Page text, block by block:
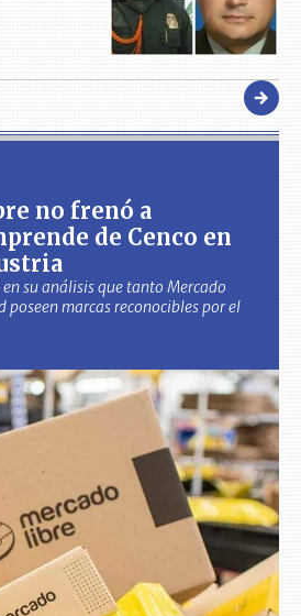
no frenó a
de Cenco en
su análisis que tanto Mercado
poseen marcas reconocibles por el